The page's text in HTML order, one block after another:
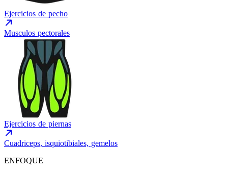
Ejercicios de pecho
Musculos pectorales
Ejercicios de piernas
Cuadriceps, isquiotibiales, gemelos
ENFOQUE